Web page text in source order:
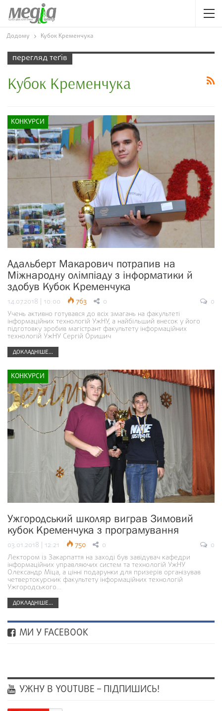
Додому Кубок Кременчука
перегляд теґів
Кубок Кременчука
КОНКУРСИ
Адальберт Макарович потрапив на
Міжнародну олімпіаду з інформатики й
здобув Кубок Кременчука
14.07.2018 | 10:00 763 0
0
Учень активно готувався до всіх змагань на факультеті
інформаційних технологій УжНУ, а найбільший внесок у його
підготовку зробив магістрант факультету інформаційних
технологій УжНУ Сергій Оришич
ДОКЛАДНІШЕ...
КОНКУРСИ
Ужгородський школяр виграв Зимовий
кубок Кременчука з програмування
03.01.2018 | 12:21 750 0
0
Лектором із Закарпаття на заході був завідувач кафедри
інформаційних управляючих систем та технологій УжНУ
Олександр Міца, а цінні подарунки для призерів організував
четвертокурсник факультету інформаційних технологій
Ужгородського…
ДОКЛАДНІШЕ...
МИ У FACEBOOK
УЖНУ В YOUTUBE – ПІДПИШИСЬ!